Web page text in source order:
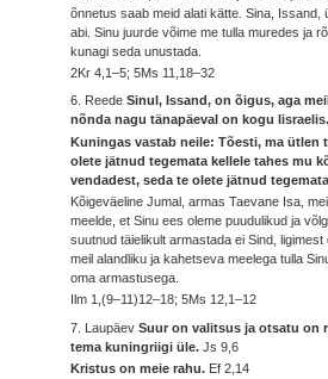
õnnetus saab meid alati kätte. Sina, Issand,
abi. Sinu juurde võime me tulla muredes ja
kunagi seda unustada.
2Kr 4,1–5; 5Ms 11,18–32
6. ReedeSinul, Issand, on õigus, aga
nõnda nagu tänapäeval on kogu
Kuningas vastab neile: Tõesti, ma ütlen
olete jätnud tegemata kellele tahes mu
vendadest, seda te olete jätnud
Kõigeväeline Jumal, armas Taevane Isa,
meelde, et Sinu ees oleme puudulikud ja
suutnud täielikult armastada ei Sind,
meil alandliku ja kahetseva meelega tulla
oma armastusega.
Ilm 1,(9–11)12–18; 5Ms 12,1–12
7. LaupäevSuur on valitsus ja otsatu on
tema kuningriigi üle.Js 9,6
Kristus on meie rahu. Ef 2,14